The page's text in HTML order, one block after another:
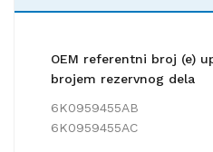
OEM referentni broj (e)
brojem rezervnog dela
6K0959455AB
6K0959455AC